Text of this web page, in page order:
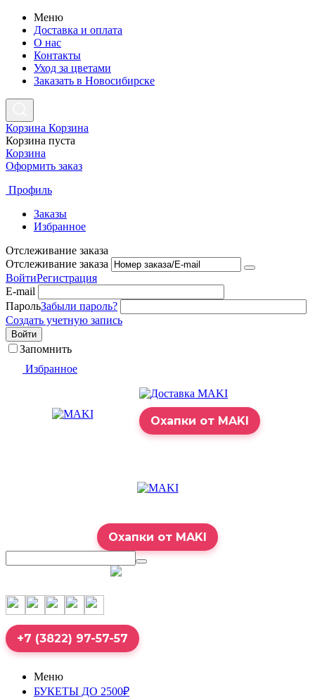
Меню
Доставка и оплата
О нас
Контакты
Уход за цветами
Заказать в Новосибирске
Корзина Корзина
Корзина пуста
Корзина
Оформить заказ
Профиль
Заказы
Избранное
Отслеживание заказа
Отслеживание заказа
ВойтиРегистрация
E-mail
ПарольЗабыли пароль?
Создать учетную запись
Войти
Запомнить
Избранное
Охапки от MAKI
Охапки от MAKI
+7 (3822) 97-57-57
Меню
БУКЕТЫ ДО 2500₽